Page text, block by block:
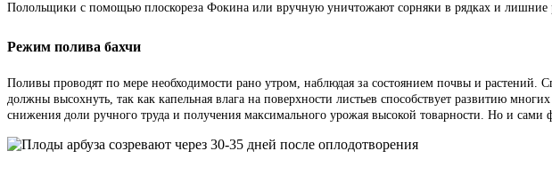
Полольщики с помощью плоскореза Фокина или вручную уничтожают сорняки в рядках и лишние
Режим полива бахчи
Поливы проводят по мере необходимости рано утром, наблюдая за состоянием почвы и
должны высохнуть, так как капельная влага на поверхности листьев способствует развитию
снижения доли ручного труда и получения максимального урожая высокой товарности. Но и сами